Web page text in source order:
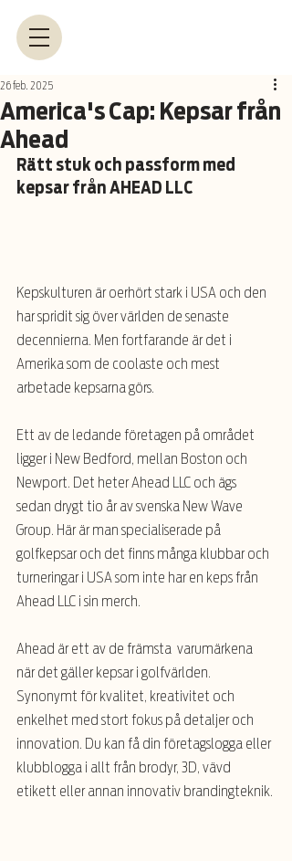
America's Cap: Kepsar från
Ahead
26 feb. 2025
Rätt stuk och passform med
kepsar från AHEAD LLC
Kepskulturen är oerhört stark i USA och den
har spridit sig över världen de senaste
decennierna. Men fortfarande är det i
Amerika som de coolaste och mest
arbetade kepsarna görs.
Ett av de ledande företagen på området
ligger i New Bedford, mellan Boston och
Newport. Det heter Ahead LLC och ägs
sedan drygt tio år av svenska New Wave
Group. Här är man specialiserade på
golfkepsar och det finns många klubbar och
turneringar i USA som inte har en keps från
Ahead LLC i sin merch.
Ahead är ett av de främsta  varumärkena
när det gäller kepsar i golfvärlden.
Synonymt för kvalitet, kreativitet och
enkelhet med stort fokus på detaljer och
innovation. Du kan få din företagslogga eller
klubblogga i allt från brodyr, 3D, vävd
etikett eller annan innovativ brandingteknik.